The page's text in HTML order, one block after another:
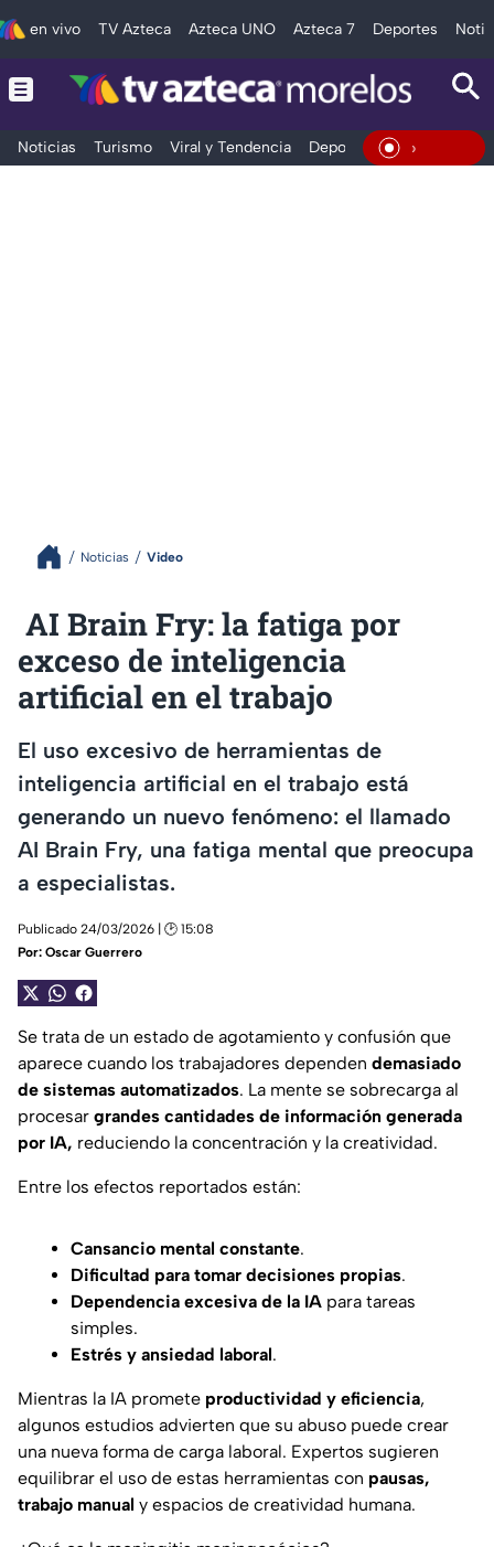
en vivo TV Azteca Azteca UNO Azteca 7 Deportes
Noticias Turismo Viral y Tendencia Deportes Espectáculos
En Vivo
Noticias Video
AI Brain Fry: la fatiga por
exceso de inteligencia
artificial en el trabajo
El uso excesivo de herramientas de
inteligencia artificial en el trabajo está
generando un nuevo fenómeno: el llamado
AI Brain Fry, una fatiga mental que preocupa
a especialistas.
Publicado 24/03/2026 | 🕑 15:08
Por: Oscar Guerrero
Se trata de un estado de agotamiento y confusión que
aparece cuando los trabajadores dependen demasiado
de sistemas automatizados. La mente se sobrecarga al
procesar grandes cantidades de información generada
por IA, reduciendo la concentración y la creatividad.
Entre los efectos reportados están:
Cansancio mental constante.
Dificultad para tomar decisiones propias.
Dependencia excesiva de la IA para tareas
simples.
Estrés y ansiedad laboral.
Mientras la IA promete productividad y eficiencia,
algunos estudios advierten que su abuso puede crear
una nueva forma de carga laboral. Expertos sugieren
equilibrar el uso de estas herramientas con pausas,
trabajo manual y espacios de creatividad humana.